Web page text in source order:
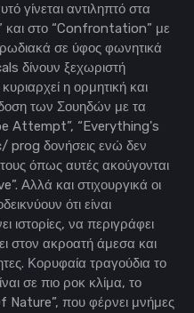
γίνεται αντιληπτό στα
και στο “Confrontation” με
σε ύφος φωνητικά
δίνουν ξεχωριστή
η ορμητική και
των Σουηδών με τα
Attempt”, “Everything's
prog δονήσεις ενώ δεν
όπως αυτές ακούγονται
Αλλά και στιχουργικά οι
ότι είναι
ιστορίες, να περιγράφει
στον ακροατή άμεσα και
Κορυφαία τραγούδια το
σε πιο ροκ κλίμα, το
Nature”, που φέρνει μνήμες